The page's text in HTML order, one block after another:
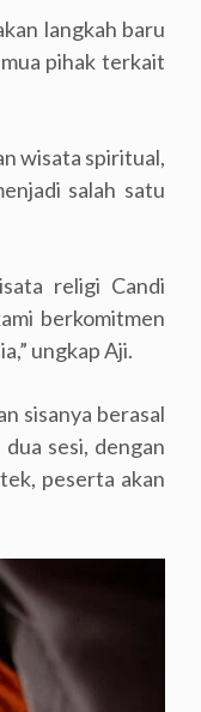
langkah baru
pihak terkait
wisata spiritual,
salah satu
religi Candi
berkomitmen
ungkap Aji.
sisanya berasal
sesi, dengan
peserta akan